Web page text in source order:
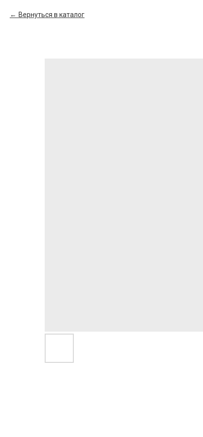
Вернуться в каталог